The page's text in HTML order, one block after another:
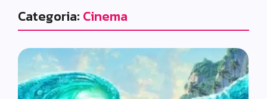
Categoria: Cinema